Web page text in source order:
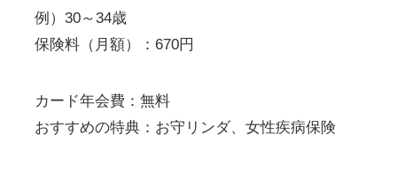
例）30～34歳
保険料（月額）：670円
カード年会費：無料
おすすめの特典：お守リンダ、女性疾病保険